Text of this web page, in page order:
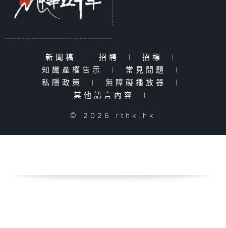
新聞稿 | 招聘 | 招標
|
知識產權告示
| 常見問題
|
私隱政策
| 無障礙播放器
|
其他語言內容
|
© 2026 rthk.hk